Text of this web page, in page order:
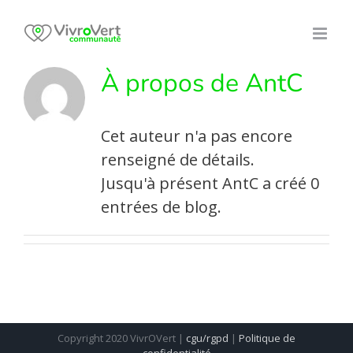
À propos de AntC
Cet auteur n'a pas encore
renseigné de détails.
Jusqu'à présent AntC a créé 0
entrées de blog.
Copyright 2020 VivrOVert | cgu/rgpd | Politique de